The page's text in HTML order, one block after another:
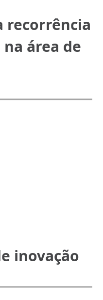
recorrência
área de
inovação